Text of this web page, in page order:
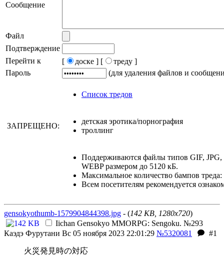
Сообщение
Файл
Подтверждение
Перейти к
[ доске ] [
треду ]
Пароль
(для удаления файлов и
Список тредов
ЗАПРЕЩЕНО:
детская эротика/порнография
троллинг
Поддерживаются файлы типов GIF,
WEBP размером до 5120 кБ.
Максимальное количество бампов треда:
Всем посетителям рекомендуется
gensokyothumb-1579904844398.jpg - (142 KB, 1280x720)
Iichan Gensokyo MMORPG: Sengoku. №293
Каэдэ Фурутани Вс 05 ноября 2023 22:01:29 №5320081 #1
火災発見時の対応